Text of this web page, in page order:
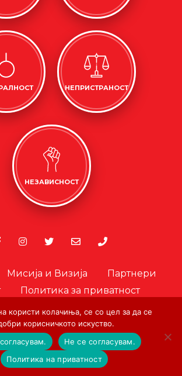
НЕПРИСТРАНОСТ
НЕЗАВИСНОСТ
Мисија и Визија
Партнери
Политика за приватност
за колачиња
за лични податоци
Крст на Град Скопје. 2026.
Developed by:AA
користи колачиња, се со цел за да се
корисничкото искуство.
Не се согласувам.
Политика на приватност